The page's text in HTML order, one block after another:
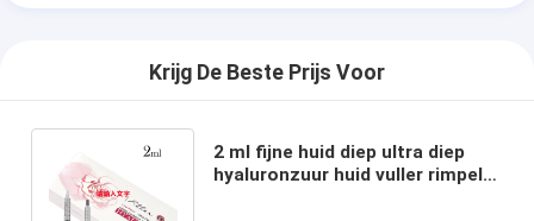
Krijg De Beste Prijs Voor
2 ml fijne huid diep ultra diep
hyaluronzuur huid vuller rimpels